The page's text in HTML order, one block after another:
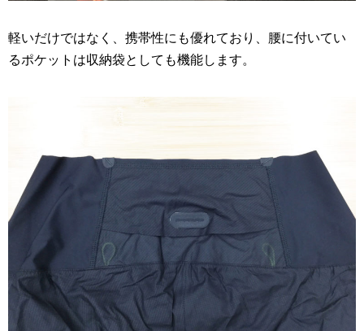
軽いだけではなく、携帯性にも優れており、腰に付いてい
るポケットは収納袋としても機能します。